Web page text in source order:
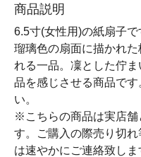
商品説明
6.5寸(女性用)の紙扇子で
瑠璃色の扇面に描かれ
れる一品。凜とした佇
品を感じさせる商品で
い。
※こちらの商品は実店舗
す。ご購入の際売り切
は速やかにご連絡致し